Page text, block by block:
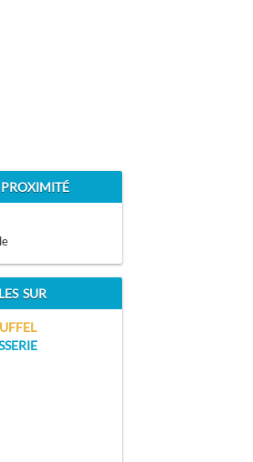
SUR